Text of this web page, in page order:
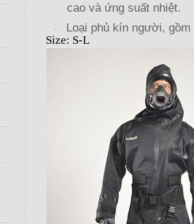
cao và ứng suất nhiệt.
· Loại phủ kín người,
Size: S-L